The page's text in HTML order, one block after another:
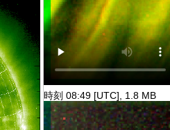
時刻 08:49 [UTC], 1.8 MB